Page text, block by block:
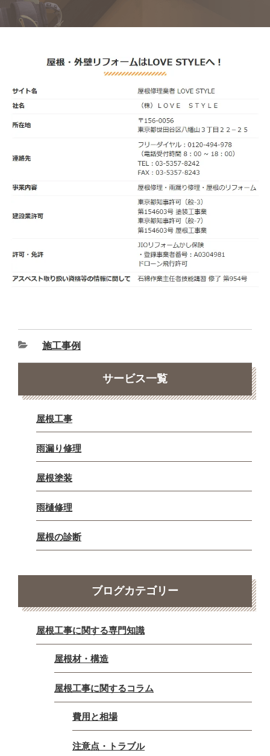
施工事例
サービス一覧
屋根工事
雨漏り修理
屋根塗装
雨樋修理
屋根の診断
ブログカテゴリー
屋根工事に関する専門知識
屋根材・構造
屋根工事に関するコラム
費用と相場
注意点・トラブル